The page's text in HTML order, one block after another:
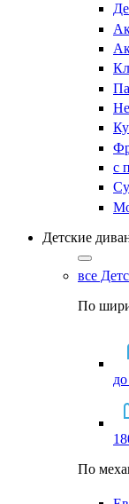
с
Детские
все
По
По